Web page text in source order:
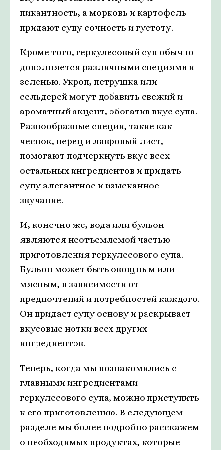
пикантность, а морковь и картофель
придают супу сочность и густоту.
Кроме того, геркулесовый суп обычно
дополняется различными специями и
зеленью. Укроп, петрушка или
сельдерей могут добавить свежий и
ароматный акцент, обогатив вкус супа.
Разнообразные специи, такие как
чеснок, перец и лавровый лист,
помогают подчеркнуть вкус всех
остальных ингредиентов и придать
супу элегантное и изысканное
звучание.
И, конечно же, вода или бульон
являются неотъемлемой частью
приготовления геркулесового супа.
Бульон может быть овощным или
мясным, в зависимости от
предпочтений и потребностей каждого.
Он придает супу основу и раскрывает
вкусовые нотки всех других
ингредиентов.
Теперь, когда мы познакомились с
главными ингредиентами
геркулесового супа, можно приступить
к его приготовлению. В следующем
разделе мы более подробно расскажем
о необходимых продуктах, которые